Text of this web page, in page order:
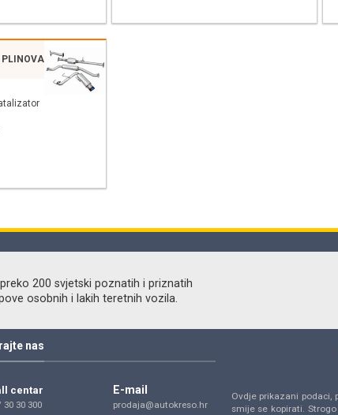
PLINOVA
200 svjetski poznatih i priznatih
osobnih i lakih teretnih vozila.
nas
centar
30 30 300
E-mail
prodaja@autokreso.hr
Ovdje prikazani podaci,
smije se kopirati.